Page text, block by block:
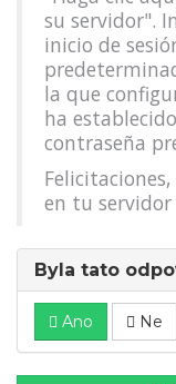
su servidor".
inicio de
la que
ha
contraseña
en tu
Byla tato
Ano Ne